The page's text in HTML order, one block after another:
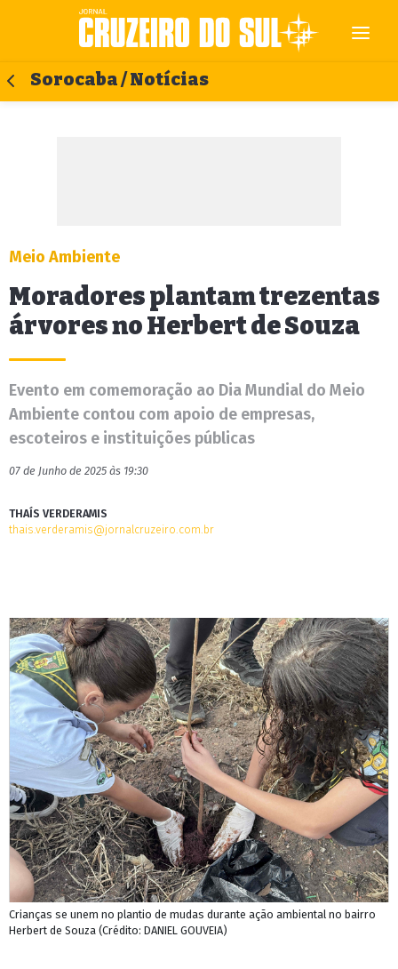
Sorocaba / Notícias
Meio Ambiente
Moradores plantam trezentas
árvores no Herbert de Souza
Evento em comemoração ao Dia Mundial do Meio
Ambiente contou com apoio de empresas,
escoteiros e instituições públicas
07 de Junho de 2025 às 19:30
THAÍS VERDERAMIS
thais.verderamis@jornalcruzeiro.com.br
Crianças se unem no plantio de mudas durante ação ambiental no bairro
Herbert de Souza (Crédito: DANIEL GOUVEIA)